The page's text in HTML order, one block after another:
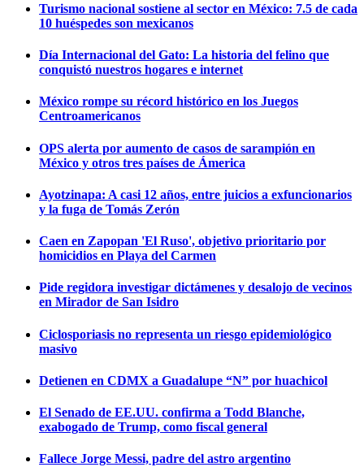
Turismo nacional sostiene al sector en México: 7.5 de cada
10 huéspedes son mexicanos
Día Internacional del Gato: La historia del felino que
conquistó nuestros hogares e internet
México rompe su récord histórico en los Juegos
Centroamericanos
OPS alerta por aumento de casos de sarampión en
México y otros tres países de Ámerica
Ayotzinapa: A casi 12 años, entre juicios a exfuncionarios
y la fuga de Tomás Zerón
Caen en Zapopan 'El Ruso', objetivo prioritario por
homicidios en Playa del Carmen
Pide regidora investigar dictámenes y desalojo de vecinos
en Mirador de San Isidro
Ciclosporiasis no representa un riesgo epidemiológico
masivo
Detienen en CDMX a Guadalupe “N” por huachicol
El Senado de EE.UU. confirma a Todd Blanche,
exabogado de Trump, como fiscal general
Fallece Jorge Messi, padre del astro argentino